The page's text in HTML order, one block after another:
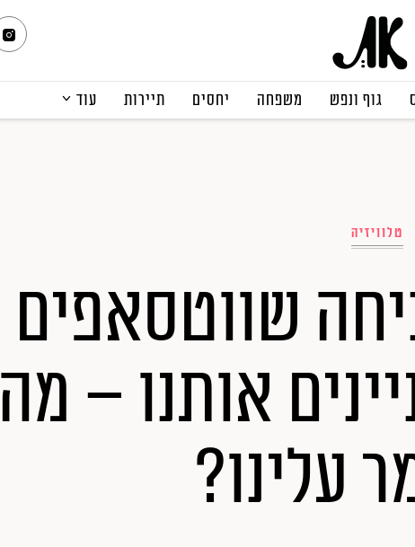
גוף ונפש משפחה יחסים תיירות עוד
טלוויזיה
שווטסאפים
אותנו – מה
עלינו?